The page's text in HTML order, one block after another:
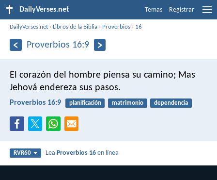
DailyVerses.net Temas Registrar
DailyVerses.net ›Libros de la Biblia › Proverbios › 16
Proverbios 16:9
El corazón del hombre piensa su camino; Mas
Jehová endereza sus pasos.
Proverbios 16:9 planificación matrimonio dependencia
RVR60 LeaProverbios 16 en línea